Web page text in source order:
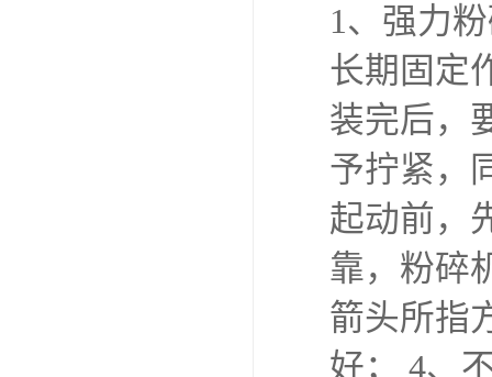
1、强力
长期固定
装完后，
予拧紧，
起动前，
靠，粉碎
箭头所指
好； 4、